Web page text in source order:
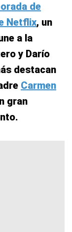
de
Netflix, un
a la
y Darío
destacan
Carmen
gran